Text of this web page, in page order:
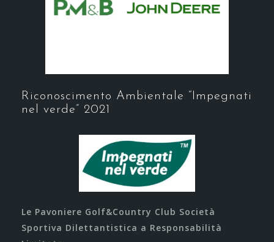
Riconoscimento Ambientale “Impegnati
nel verde” 2021
Le Pavoniere Golf&Country Club Società
Sportiva Dilettantistica a Responsabilità